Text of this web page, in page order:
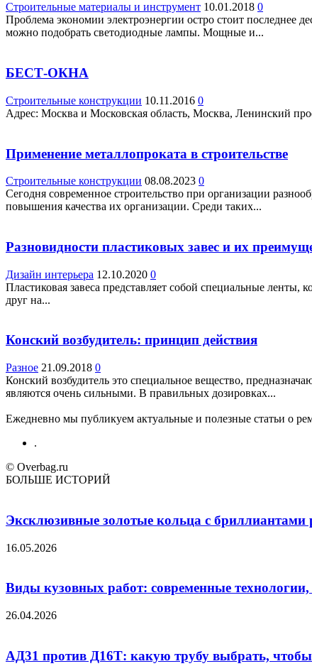
Строительные материалы и инструмент 10.01.2018 0
Проблема экономии электроэнергии остро стоит последнее
можно подобрать светодиодные лампы. Мощные и...
БЕСТ-ОКНА
Строительные конструкции 10.11.2016 0
Адрес: Москва и Московская область, Москва, Ленинский
Применение металлопроката в строительстве
Строительные конструкции 08.08.2023 0
Сегодня современное строительство при организации
повышения качества их организации. Среди таких...
Разновидности пластиковых завес и их
Дизайн интерьера 12.10.2020 0
Пластиковая завеса представляет собой специальные
друг на...
Конский возбудитель: принцип действия
Разное 21.09.2018 0
Конский возбудитель это специальное вещество,
являются очень сильными. В правильных дозировках...
Ежедневно мы публикуем актуальные и полезные статьи о
.
© Overbag.ru
БОЛЬШЕ ИСТОРИЙ
Эксклюзивные золотые кольца с бриллиантами
16.05.2026
Виды кузовных работ: современные технологии,
26.04.2026
АД31 против Д16Т: какую трубу выбрать,